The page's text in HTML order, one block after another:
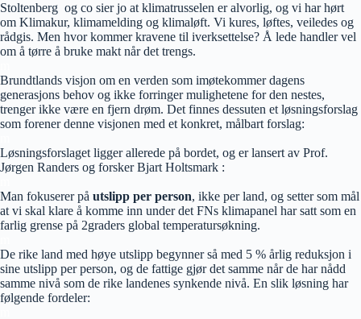
Stoltenberg og co sier jo at klimatrusselen er alvorlig, og vi har hørt
om Klimakur, klimamelding og klimaløft. Vi kures, løftes, veiledes og
rådgis. Men hvor kommer kravene til iverksettelse? Å lede handler vel
om å tørre å bruke makt når det trengs.
Brundtlands visjon om en verden som imøtekommer dagens
generasjons behov og ikke forringer mulighetene for den nestes,
trenger ikke være en fjern drøm. Det finnes dessuten et løsningsforslag
som forener denne visjonen med et konkret, målbart forslag:
Løsningsforslaget ligger allerede på bordet, og er lansert av Prof.
Jørgen Randers og forsker Bjart Holtsmark :
Man fokuserer på utslipp per person, ikke per land, og setter som mål
at vi skal klare å komme inn under det FNs klimapanel har satt som en
farlig grense på 2graders global temperatursøkning.
De rike land med høye utslipp begynner så med 5 % årlig reduksjon i
sine utslipp per person, og de fattige gjør det samme når de har nådd
samme nivå som de rike landenes synkende nivå. En slik løsning har
følgende fordeler: